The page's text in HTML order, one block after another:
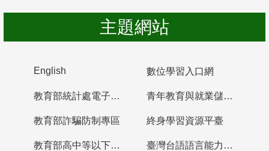
主題網站
English 數位學習入口網
教育部統計處電子書櫃 青年教育與就業儲蓄帳戶
教育部詐騙防制專區 終身學習資源平臺
教育部高中等以下學校及幼兒園教師資格檢定考試 臺灣台語語言能力認證網站